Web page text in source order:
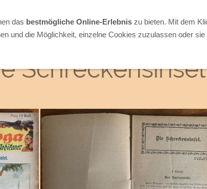
Schreckensinsel
das bestmögliche Online-Erlebnis zu bieten. Mit dem
und die Möglichkeit, einzelne Cookies zuzulassen oder